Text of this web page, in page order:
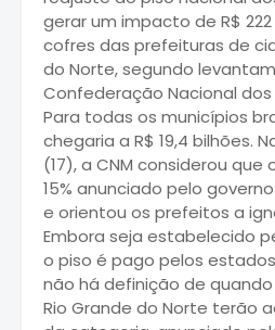
gerar um impacto de R$
cofres das prefeituras de
do Norte, segundo
Confederação Nacional dos
Para todas os municípios
chegaria a R$ 19,4 bilhões.
(17), a CNM considerou
15% anunciado pelo
e orientou os prefeitos a
Embora seja estabelecido
o piso é pago pelos
não há definição de
Rio Grande do Norte terão